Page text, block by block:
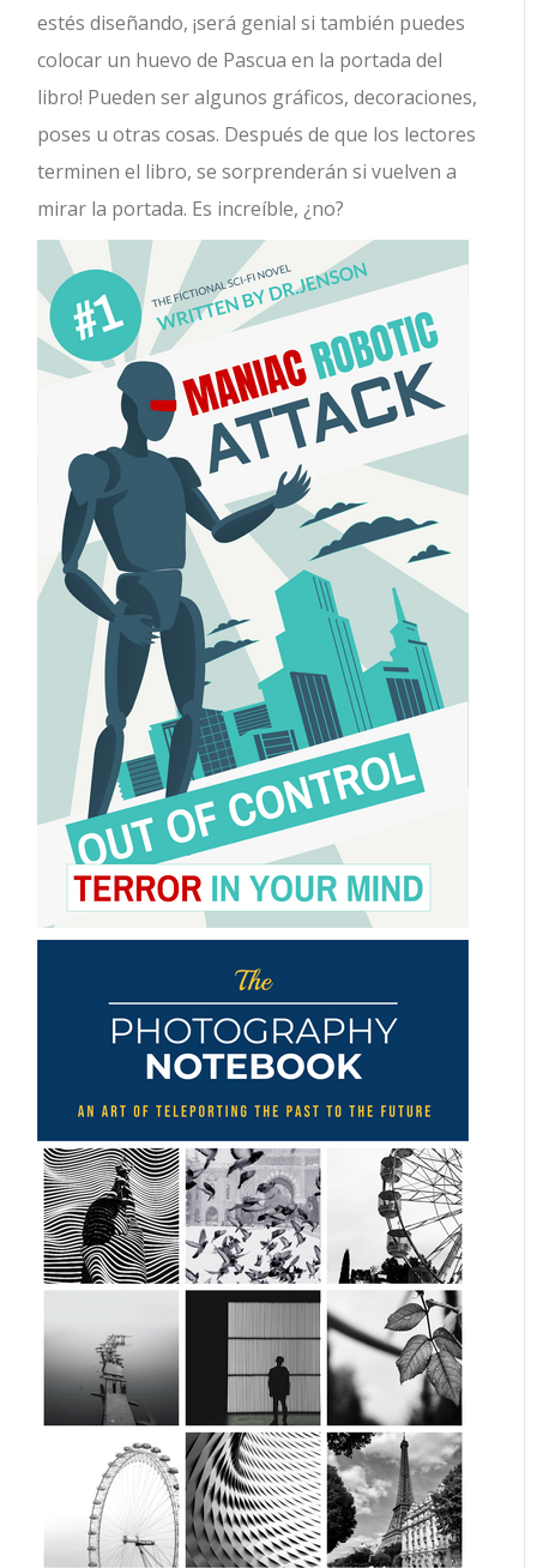
estés diseñando, ¡será genial si también puedes
colocar un huevo de Pascua en la portada del
libro! Pueden ser algunos gráficos, decoraciones,
poses u otras cosas. Después de que los lectores
terminen el libro, se sorprenderán si vuelven a
mirar la portada. Es increíble, ¿no?